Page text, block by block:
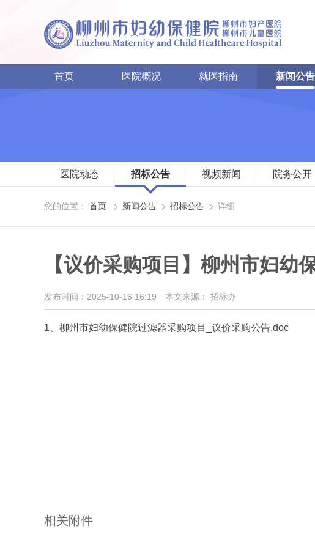
首页 医院概况 就医指南 新闻公告
医院动态 招标公告 视频新闻 院务公开
您的位置： 首页  新闻公告  招标公告  详细
【议价采购项目】柳州市妇
发布时间：2025-10-16 16:19 本文来源： 招标办
1、柳州市妇幼保健院过滤器采购项目_议价采购公告.doc
相关附件